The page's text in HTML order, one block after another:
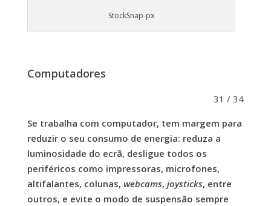
StockSnap-px
Computadores
31 / 34
Se trabalha com computador, tem margem para
reduzir o seu consumo de energia: reduza a
luminosidade do ecrã, desligue todos os
periféricos como impressoras, microfones,
altifalantes, colunas, webcams, joysticks, entre
outros, e evite o modo de suspensão sempre